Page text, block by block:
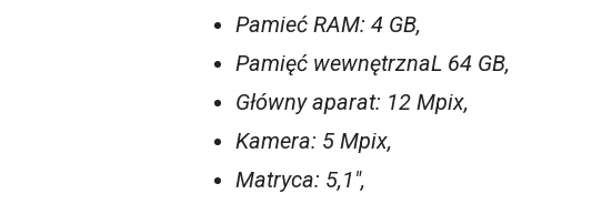
Pamieć RAM: 4 GB,
Pamięć wewnętrznaL 64 GB,
Główny aparat: 12 Mpix,
Kamera: 5 Mpix,
Matryca: 5,1″,